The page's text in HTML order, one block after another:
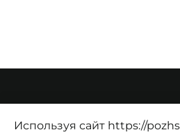
О компании Проекты
Используя сайт https://